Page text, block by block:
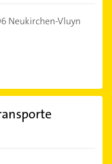
Neukirchen-Vluyn